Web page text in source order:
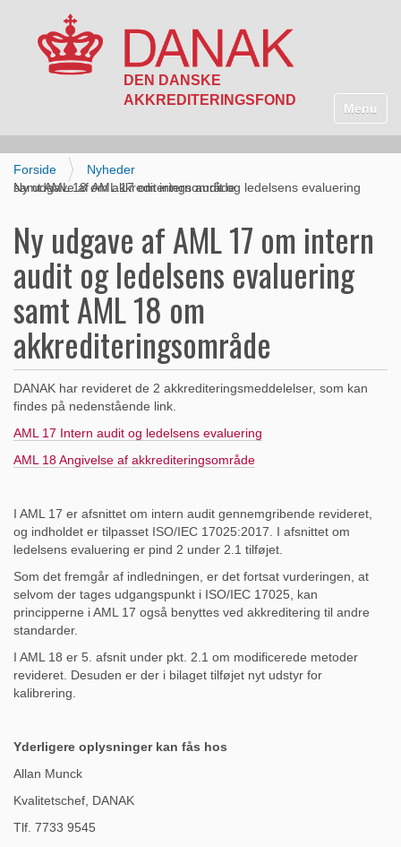
Toggle
Forside
Nyheder
Ny udgave af AML 17 om intern audit og ledelsens evaluering samt AML 18 om akkrediteringsområde
Ny udgave af AML 17 om intern
audit og ledelsens evaluering
samt AML 18 om
akkrediteringsområde
DANAK har revideret de 2 akkrediteringsmeddelelser, som kan
findes på nedenstående link.
AML 17 Intern audit og ledelsens evaluering
AML 18 Angivelse af akkrediteringsområde
I AML 17 er afsnittet om intern audit gennemgribende revideret,
og indholdet er tilpasset ISO/IEC 17025:2017. I afsnittet om
ledelsens evaluering er pind 2 under 2.1 tilføjet.
Som det fremgår af indledningen, er det fortsat vurderingen, at
selvom der tages udgangspunkt i ISO/IEC 17025, kan
principperne i AML 17 også benyttes ved akkreditering til andre
standarder.
I AML 18 er 5. afsnit under pkt. 2.1 om modificerede metoder
revideret. Desuden er der i bilaget tilføjet nyt udstyr for
kalibrering.
Yderligere oplysninger kan fås hos
Allan Munck
Kvalitetschef, DANAK
Tlf. 7733 9545